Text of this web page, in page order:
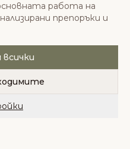
Всички права
Общи условия
работа на
препоръки и